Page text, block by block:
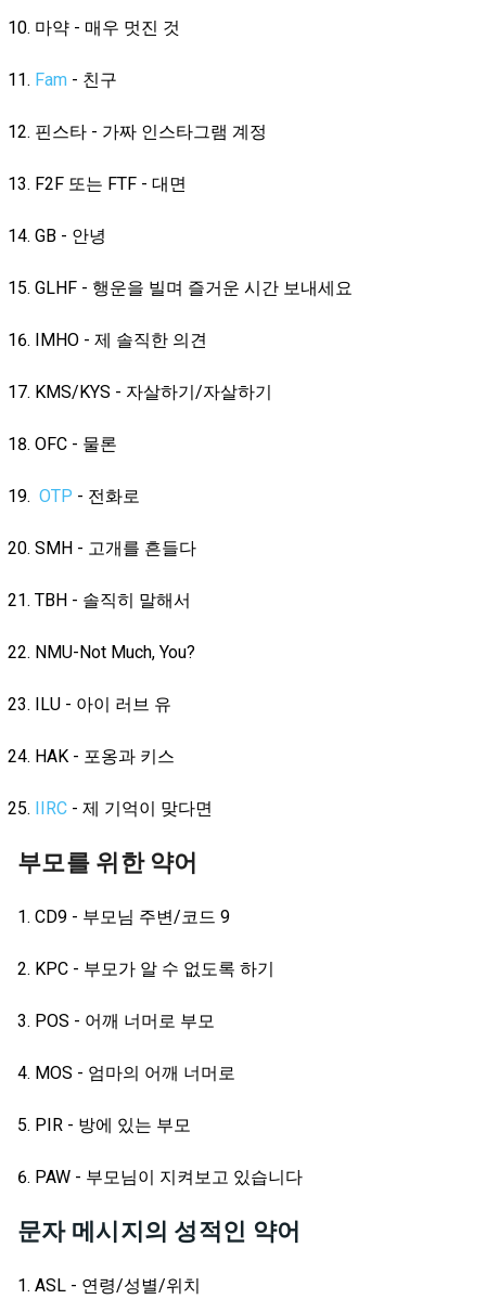
마약 - 매우 멋진 것
Fam - 친구
핀스타 - 가짜 인스타그램 계정
F2F 또는 FTF - 대면
GB - 안녕
GLHF - 행운을 빌며 즐거운 시간 보내세요
IMHO - 제 솔직한 의견
KMS/KYS - 자살하기/자살하기
OFC - 물론
OTP - 전화로
SMH - 고개를 흔들다
TBH - 솔직히 말해서
NMU-Not Much, You?
ILU - 아이 러브 유
HAK - 포옹과 키스
IIRC - 제 기억이 맞다면
부모를 위한 약어
CD9 - 부모님 주변/코드 9
KPC - 부모가 알 수 없도록 하기
POS - 어깨 너머로 부모
MOS - 엄마의 어깨 너머로
PIR - 방에 있는 부모
PAW - 부모님이 지켜보고 있습니다
문자 메시지의 성적인 약어
ASL - 연령/성별/위치